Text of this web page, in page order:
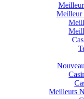
Meilleur
Meilleurs